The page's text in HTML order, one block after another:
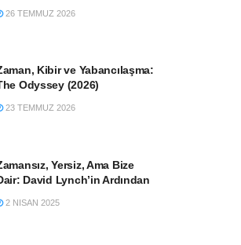
26 TEMMUZ 2026
Kibir ve Yabancılaşma:
Odyssey (2026)
23 TEMMUZ 2026
Yersiz, Ama Bize
David Lynch’in Ardından
2 NISAN 2025